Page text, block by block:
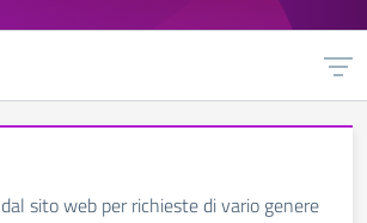
sito web per richieste di vario genere